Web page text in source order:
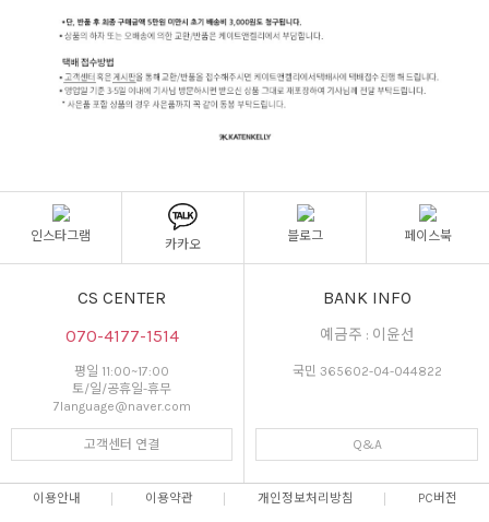
인스타그램
카카오
블로그 페이스북
CS CENTER
070-4177-1514
평일 11:00~17:00
토/일/공휴일-휴무
7language@naver.com
고객센터 연결
BANK INFO
예금주 : 이윤선
국민 365602-04-044822
Q&A
이용안내 이용약관 개인정보처리방침 PC버전